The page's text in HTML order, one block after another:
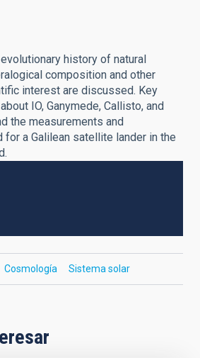
history of natural
composition and other
interest are discussed. Key
IO, Ganymede, Callisto, and
the measurements and
for a Galilean satellite lander in the
Cosmología Sistema solar